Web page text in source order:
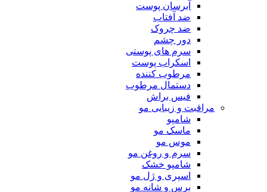
آبرسان پوست
ضد آفتاب
ضد چروک
دور چشم
سرم های پوستی
اسکراب پوست
مرطوب کننده
دستمال مرطوب
فیس براش
مراقبت و زیبایی مو
شامپو
ماسک مو
موس مو
سرم و روغن مو
شامپو خشک
اسپری و ژل مو
برس و شانه مو